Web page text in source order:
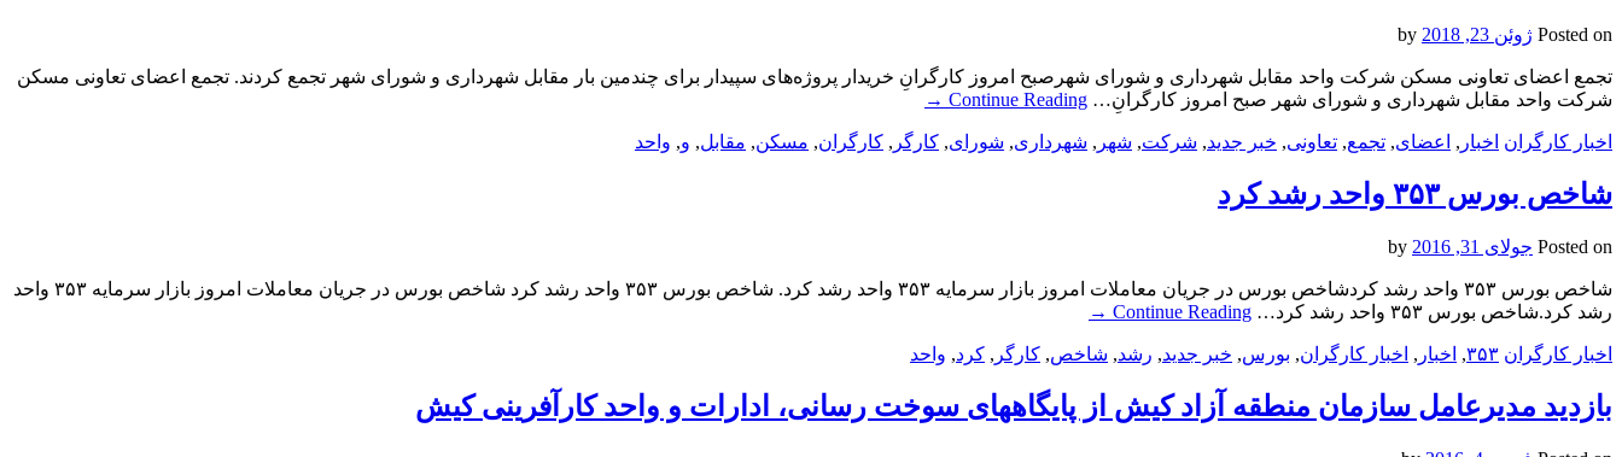
Posted on ژوئن 23, 2018
تجمع اعضای تعاونی مسکن شرکت واحد مقابل شهرداری و شورای شهرصبح امروز کارگرانِ خریدار پروژه‌های سپیدار برای چندمین بار مقابل شهرداری و شورای شهر تجمع کردند. تجمع اعضای تعاونی مسکن
شرکت واحد مقابل شهرداری و شورای شهر صبح امروز کارگرانِ… Continue Reading
→
اخبار کارگران اخبار , اعضای, تجمع, تعاونی, خبر جدید, شرکت, شهر , شهرداری, شورای, کارگر , کارگران, مسکن, مقابل, و, واحد
شاخص بورس ۳۵۳ واحد رشد کرد
Posted on جولای 31, 2016
شاخص بورس ۳۵۳ واحد رشد کردشاخص بورس در جریان معاملات امروز بازار سرمایه ۳۵۳ واحد رشد کرد. شاخص بورس ۳۵۳ واحد رشد کرد شاخص بورس در جریان معاملات امروز بازار سرمایه ۳۵۳ واحد
رشد کرد.شاخص بورس ۳۵۳ واحد رشد کرد…
Continue Reading
→
اخبار کارگران ۳۵۳, اخبار , اخبار کارگران, بورس, خبر جدید, رشد, شاخص, کارگر , کرد, واحد
بازدید مدیرعامل سازمان منطقه آزاد کیش از پایگاههای سوخت رسانی، ادارات و واحد کارآفرینی کیش